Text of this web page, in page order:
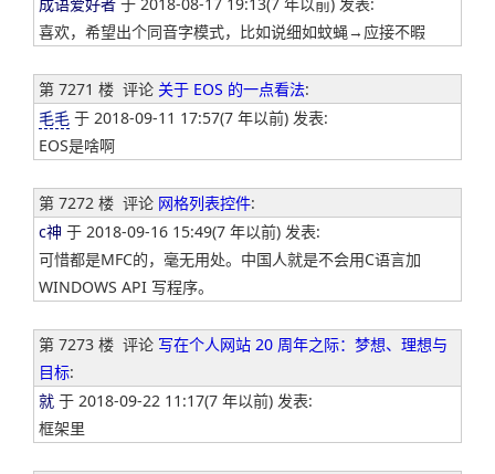
喜欢，希望出个同音字模式，比如说细如蚊蝇→应接不暇
第 7271 楼 评论 关于 EOS 的一点看法:
毛毛 于 2018-09-11 17:57(7 年以前) 发表:
EOS是啥啊
第 7272 楼 评论 网格列表控件:
c神 于 2018-09-16 15:49(7 年以前) 发表:
可惜都是MFC的，毫无用处。中国人就是不会用C语言加
WINDOWS API 写程序。
第 7273 楼 评论 写在个人网站 20 周年之际：梦想、理想与
目标:
就 于 2018-09-22 11:17(7 年以前) 发表:
框架里